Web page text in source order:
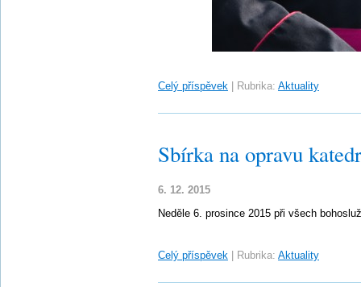
Celý příspěvek Rubrika: Aktuality
Sbírka na opravu
6. 12. 2015
Neděle 6. prosince 2015 při všech
Celý příspěvek Rubrika: Aktuality